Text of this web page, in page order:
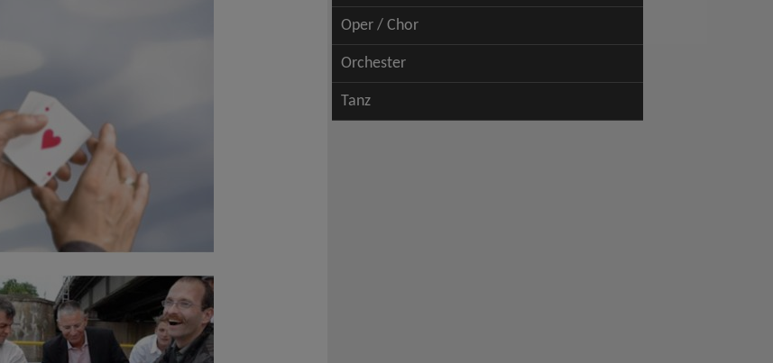
Oper / Chor
Orchester
Tanz